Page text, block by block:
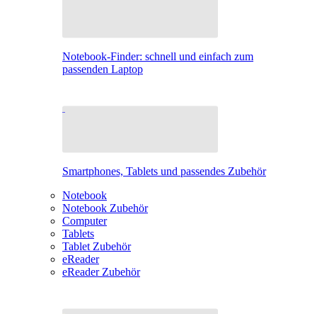
Notebook-Finder: schnell und einfach zum
passenden Laptop
Smartphones, Tablets und passendes Zubehör
Notebook
Notebook Zubehör
Computer
Tablets
Tablet Zubehör
eReader
eReader Zubehör